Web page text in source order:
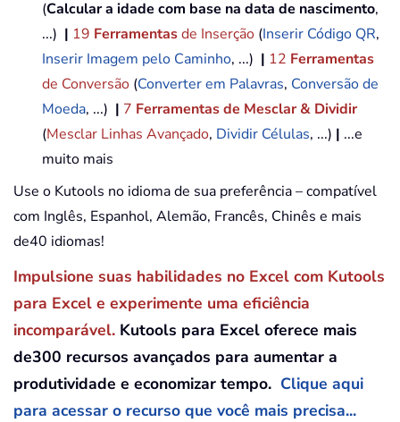
(Calcular a idade com base na data de nascimento,
...) | 19 Ferramentasde Inserção (Inserir Código QR,
Inserir Imagem pelo Caminho, ...) | 12 Ferramentas
de Conversão (Converter em Palavras, Conversão de
Moeda, ...) | 7 Ferramentas de Mesclar & Dividir
(Mesclar Linhas Avançado, Dividir Células, ...) | ...e
muito mais
Use o Kutools no idioma de sua preferência – compatível
com Inglês, Espanhol, Alemão, Francês, Chinês e mais
de40 idiomas!
Impulsione suas habilidades no Excel com Kutools
para Excel e experimente uma eficiência
incomparável. Kutools para Excel oferece mais
de300 recursos avançados para aumentar a
produtividade e economizar tempo. Clique aqui
para acessar o recurso que você mais precisa...